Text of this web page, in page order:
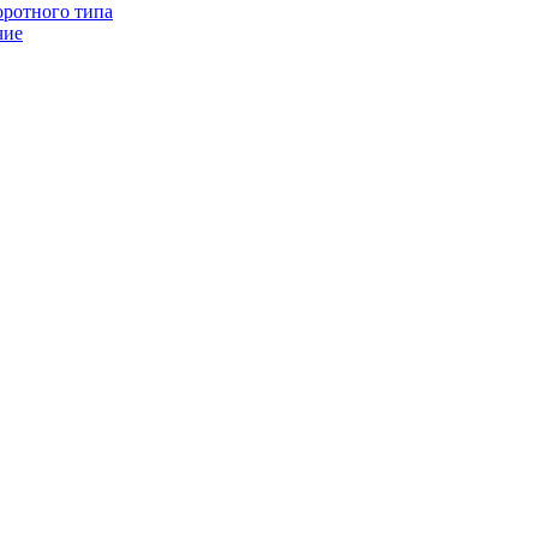
типа